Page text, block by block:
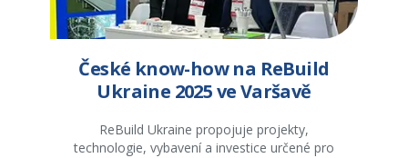
České know-how na ReBuild
Ukraine 2025 ve Varšavě
ReBuild Ukraine propojuje projekty,
technologie, vybavení a investice určené pro